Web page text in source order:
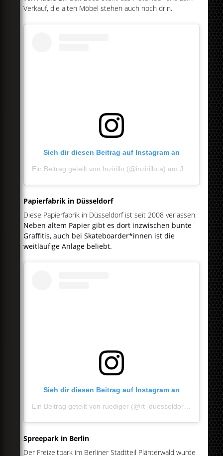
Verkauf, die alten Möbel stehen auch noch drin.
Sieh dir diesen Beitrag auf Instagram an
Ein Beitrag geteilt von Inzirillo (@inzirillo.a) amJul 7, 2020 um 7:34 PDT
Papierfabrik in Düsseldorf
Diese Papierfabrik in Düsseldorf ist seit 2008 verlassen.
Neben altem Papier gibt es dort inzwischen bunte
Graffitis, auch bei Skateboarder*innen ist die
weitläufige Anlage beliebt.
Sieh dir diesen Beitrag auf Instagram an
Ein Beitrag geteilt von ruediger (@rt_duesseldorf)am Mär
Spreepark in Berlin
Der Freizeitpark im Berliner Stadtteil Plänterwald wurde